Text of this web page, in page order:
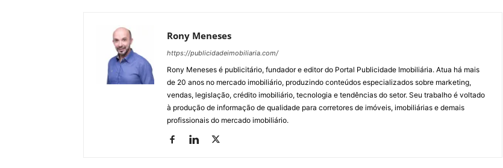
Rony Meneses
https://publicidadeimobiliaria.com/
Rony Meneses é publicitário, fundador e editor do Portal Publicidade Imobiliária. Atua há mais
de 20 anos no mercado imobiliário, produzindo conteúdos especializados sobre marketing,
vendas, legislação, crédito imobiliário, tecnologia e tendências do setor. Seu trabalho é voltado
à produção de informação de qualidade para corretores de imóveis, imobiliárias e demais
profissionais do mercado imobiliário.